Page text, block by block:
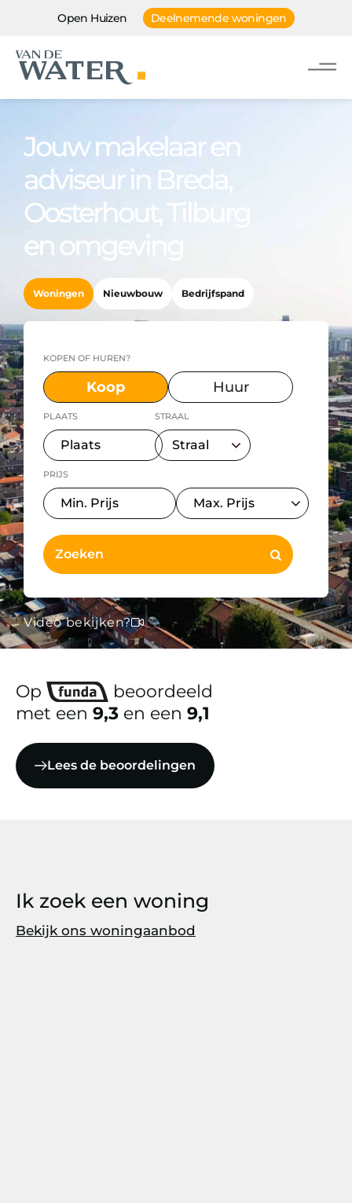
Open Huizen Deelnemende woningen
Jouw makelaar en
adviseur in Breda,
Oosterhout, Tilburg
en omgeving
Woningen Nieuwbouw Bedrijfspand
KOPEN OF HUREN?
Koop Huur
PLAATS STRAAL
PRIJS
Video bekijken?
Op
beoordeeld
met een 9,3 en een 9,1
Lees de beoordelingen
Ik zoek een woning
Bekijk ons woningaanbod